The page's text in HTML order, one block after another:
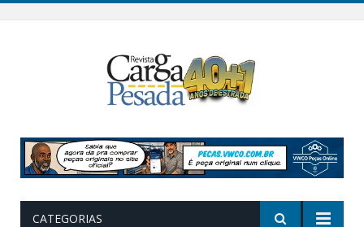
CATEGORIAS